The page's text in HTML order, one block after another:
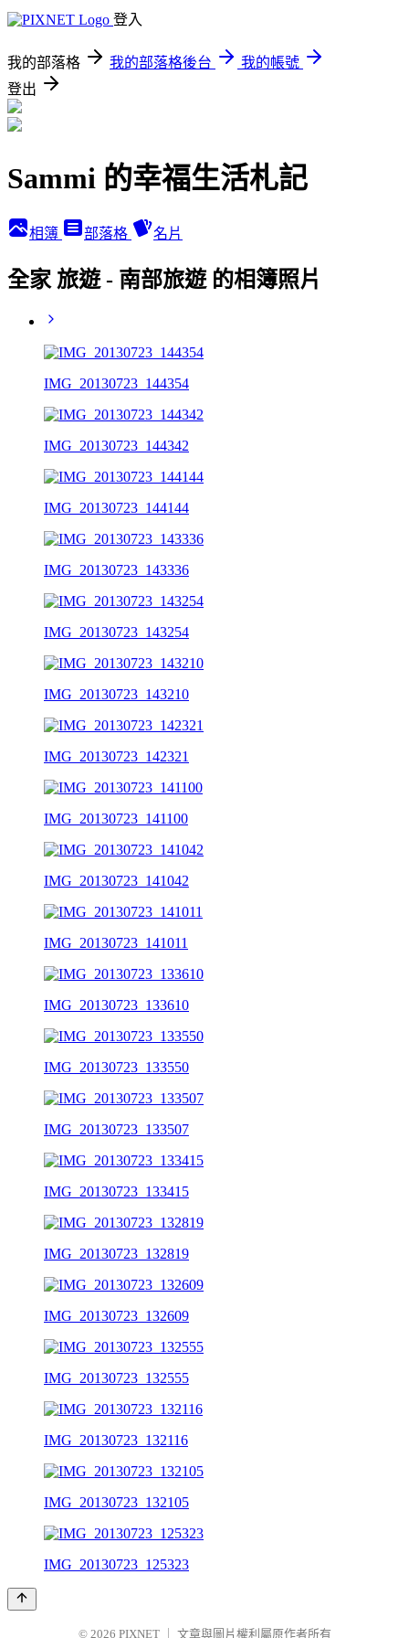
登入
我的部落格 我的部落格後台
我的帳號
登出
Sammi 的幸福生活札記
相簿 部落格 名片
全家 旅遊 - 南部旅遊 的相簿照片
IMG_20130723_144354
IMG_20130723_144342
IMG_20130723_144144
IMG_20130723_143336
IMG_20130723_143254
IMG_20130723_143210
IMG_20130723_142321
IMG_20130723_141100
IMG_20130723_141042
IMG_20130723_141011
IMG_20130723_133610
IMG_20130723_133550
IMG_20130723_133507
IMG_20130723_133415
IMG_20130723_132819
IMG_20130723_132609
IMG_20130723_132555
IMG_20130723_132116
IMG_20130723_132105
IMG_20130723_125323
© 2026 PIXNET 文章與圖片權利屬原作者所有